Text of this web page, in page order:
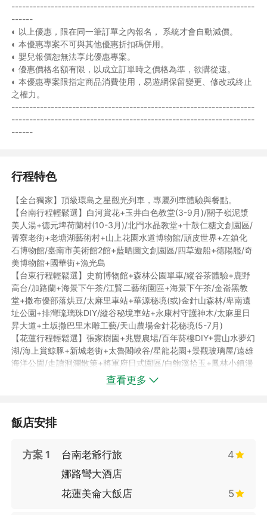
--------------------------------------------------------------------
------
◐ 以上優惠，限在同一筆訂單之內報名， 系統才會自動減價。
◐ 本優惠專案不可與其他優惠折扣碼併用。
◐ 嬰兒報價恕無法享此優惠專案。
◐ 優惠價格名額有限，以成立訂單時之價格為準，欲購從速。
◐ 本優惠專案限指定商品消費使用，易遊網保留變更、修改或終止
之權力。
--------------------------------------------------------------------
--------------------------------------------------------------------
------
行程特色
【全台獨家】頂級環島之星觀光列車，專屬列車體驗與餐點。
【台南行程輕鬆選】白河賞花+玉井白色教堂(3-9月)/關子嶺泥漿
美人湯+德元埤荷蘭村(10-3月)/北門水晶教堂+十鼓仁糖文創園區/
菁寮老街+老塘湖藝術村+山上花園水道博物館/頑皮世界+左鎮化
石博物館/臺南市美術館2館+藍晒圖文創園區/四草遊船+德陽艦/奇
美博物館+國華街+漁光島
【台東行程輕鬆選】史前博物館+森林公園單車/縱谷茶體驗+鹿野
高台/加路蘭+海景下午茶/江賢二藝術園區+海景下午茶/金崙黑教
堂+撒布優部落烘豆/太麻里車站+華源秘境(或)金針山森林/卑南遺
址公園+排灣琉璃珠DIY/縱谷秘境車站+永康村守護神木/太麻里日
昇大道+土坂撒巴里木雕工藝/天山農場金針花秘境(5-7月)
【花蓮行程輕鬆選】張家樹園+兆豐農場/百年菸樓DIY+雲山水夢幻
湖/海上賞鯨豚+新城老街+太魯閣峽谷/星龍花園+景觀玻璃屋/遠雄
海洋公園/走讀洄瀾散策+將軍府日式園區/白鮑溪拾玉+鳳林小鎮漫
遊/大農大富鐵馬遊+瑞穗溫泉黃金湯(10-3月)
【 ✨ezTravel易遊網 (台中) LINE 帳號✨】
►歡迎加入官方粉絲團
【易遊網中部粉絲團】
查看更多
飯店安排
方案 1 台南老爺行旅
4
娜路彎大酒店
花蓮美侖大飯店
5